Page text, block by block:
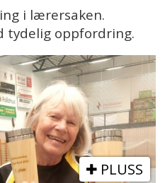
i lærersaken.
tydelig oppfordring.
PLUSS